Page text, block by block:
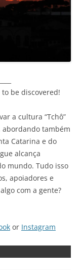
to be discovered!
a cultura “Tchô”
abordando também
Catarina e do
alcança
mundo. Tudo isso
apoiadores e
com a gente?
or Instagram